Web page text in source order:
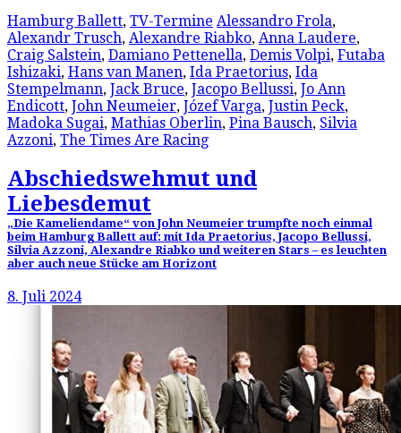
Hamburg Ballett, TV-Termine Alessandro Frola,
Alexandr Trusch, Alexandre Riabko, Anna Laudere,
Craig Salstein, Damiano Pettenella, Demis Volpi, Futaba
Ishizaki, Hans van Manen, Ida Praetorius, Ida
Stempelmann, Jack Bruce, Jacopo Bellussi, Jo Ann
Endicott, John Neumeier, Józef Varga, Justin Peck,
Madoka Sugai, Mathias Oberlin, Pina Bausch, Silvia
Azzoni, The Times Are Racing
Abschiedswehmut und
Liebesdemut
„Die Kameliendame“ von John Neumeier trumpfte noch einmal
beim Hamburg Ballett auf: mit Ida Praetorius, Jacopo Bellussi,
Silvia Azzoni, Alexandre Riabko und weiteren Stars – es leuchten
aber auch neue Stücke am Horizont
8. Juli 2024